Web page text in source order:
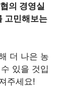
의 경영실
고민해보는
더 나은 농
있을 것입
주세요!